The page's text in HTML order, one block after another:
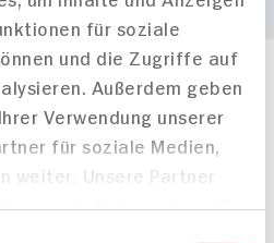
für soziale
und die Zugriffe auf
Außerdem geben
Verwendung unserer
für soziale Medien,
weiter. Unsere Partner
möglicherweise mit
FAQ
Fragen